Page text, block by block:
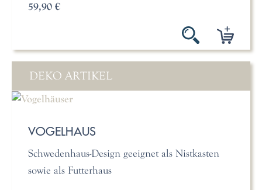
59,90 €
DEKO ARTIKEL
VOGELHAUS
Schwedenhaus-Design geeignet als Nistkasten
sowie als Futterhaus